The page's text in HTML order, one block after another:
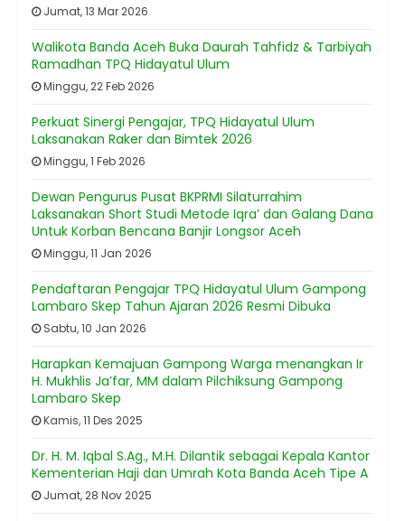
Jumat, 13 Mar 2026
Walikota Banda Aceh Buka Daurah Tahfidz & Tarbiyah
Ramadhan TPQ Hidayatul Ulum
Minggu, 22 Feb 2026
Perkuat Sinergi Pengajar, TPQ Hidayatul Ulum
Laksanakan Raker dan Bimtek 2026
Minggu, 1 Feb 2026
Dewan Pengurus Pusat BKPRMI Silaturrahim
Laksanakan Short Studi Metode Iqra’ dan Galang Dana
Untuk Korban Bencana Banjir Longsor Aceh
Minggu, 11 Jan 2026
Pendaftaran Pengajar TPQ Hidayatul Ulum Gampong
Lambaro Skep Tahun Ajaran 2026 Resmi Dibuka
Sabtu, 10 Jan 2026
Harapkan Kemajuan Gampong Warga menangkan Ir
H. Mukhlis Ja’far, MM dalam Pilchiksung Gampong
Lambaro Skep
Kamis, 11 Des 2025
Dr. H. M. Iqbal S.Ag., M.H. Dilantik sebagai Kepala Kantor
Kementerian Haji dan Umrah Kota Banda Aceh Tipe A
Jumat, 28 Nov 2025